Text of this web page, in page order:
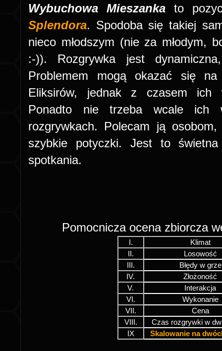
Wybuchowa Mieszanka to
Splendora. Spodoba się takiej
nieco młodszym (nie za młodym,
:-)). Rozgrywka jest
Problemem mogą okazać się na
Eliksirów, jednak z czasem ich
Ponadto nie trzeba wcale ich
rozgrywkach. Polecam ją
szybkie potyczki. Jest to
spotkania.
Pomocnicza ocena zbiorcza
I.
Klimat
II.
Losowość
III.
Błędy w grze
IV.
Złożoność
V.
Interakcja
VI.
Wykonanie
VII.
Cena
VIII.
Czas rozgrywki w
IX
Skalowanie na